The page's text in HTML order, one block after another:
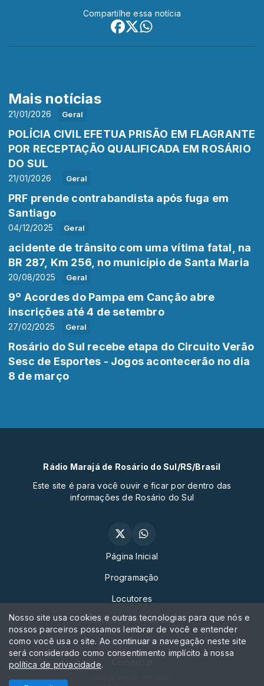
Compartilhe essa notícia
Mais notícias
Geral
21/01/2026
POLÍCIA CIVIL EFETUA PRISÃO EM FLAGRANTE
POR RECEPTAÇÃO QUALIFICADA EM ROSÁRIO
DO SUL
Geral
21/01/2026
PRF prende contrabandista após fuga em
Santiago
Geral
04/12/2025
acidente de trânsito com uma vítima fatal, na
BR 287, Km 256, no município de Santa Maria
Geral
20/08/2025
9º Acordes do Pampa em Canção abre
inscrições até 4 de setembro
Geral
27/02/2025
Rosário do Sul recebe etapa do Circuito Verão
Sesc de Esportes - Jogos acontecerão no dia
8 de março
Rádio Marajá de Rosário do Sul/RS/Brasil
Este site é para você ouvir e ficar por dentro das
informações de Rosário do Sul
Página Inicial
Programação
Locutores
Contato com estudio
Peça sua música
Nosso site usa cookies e outras tecnologias para que nós e
nossos parceiros possamos lembrar de você e entender
como você usa o site. Ao continuar a navegação neste site
será considerado como consentimento implícito à nossa
política de privacidade.